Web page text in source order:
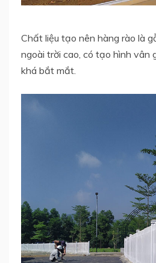
Chất liệu tạo nên hàng rào là
ngoài trời cao, có tạo hình vân
khá bắt mắt.